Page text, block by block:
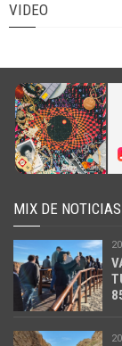
VIDEO
MIX DE NOTICIAS